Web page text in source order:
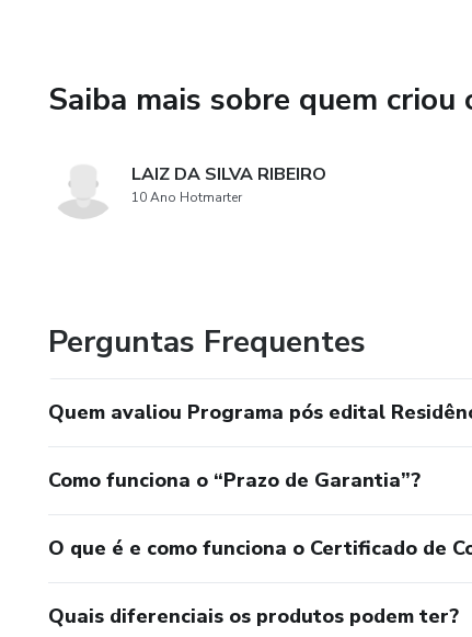
Saiba mais sobre quem criou
LAIZ DA SILVA RIBEIRO
10 Ano Hotmarter
Perguntas Frequentes
Quem avaliou Programa pós edital
Como funciona o “Prazo de Garantia”?
O que é e como funciona o Certificado de
Quais diferenciais os produtos podem ter?